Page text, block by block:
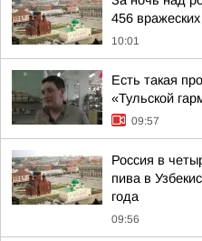
456
10:01
Есть такая
«Тульской
09:57
Россия в
пива в
года
09:56